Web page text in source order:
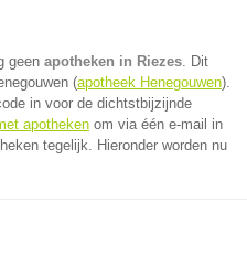
geen apotheken in Riezes. Dit
(apotheek Henegouwen).
in voor de dichtstbijzijnde
apotheken om via één e-mail in
tegelijk. Hieronder worden nu